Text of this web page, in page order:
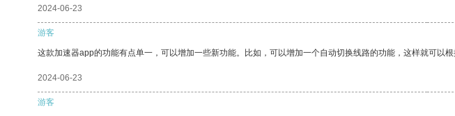
2024-06-23
游客
这款加速器app的功能有点单一，可以增加一些新功能。比如，可以增加一个自动切换线路的功能，这样就可以
2024-06-23
游客